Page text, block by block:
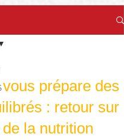
prépare des
: retour sur
la nutrition